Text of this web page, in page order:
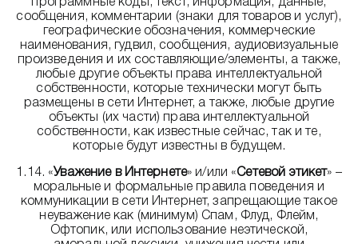
программные коды, текст, информация, данные,
сообщения, комментарии (знаки для товаров и услуг),
географические обозначения, коммерческие
наименования, гудвил, сообщения, аудиовизуальные
произведения и их составляющие/элементы, а также,
любые другие объекты права интеллектуальной
собственности, которые технически могут быть
размещены в сети Интернет, а также, любые другие
объекты (их части) права интеллектуальной
собственности, как известные сейчас, так и те,
которые будут известны в будущем.
1.14. «Уважение в Интернете» и/или «Сетевой этикет» –
моральные и формальные правила поведения и
коммуникации в сети Интернет, запрещающие такое
неуважение как (минимум) Спам, Флуд, Флейм,
Офтопик, или использование неэтической,